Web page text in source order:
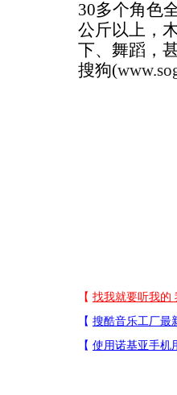
30多个角色
公斤以上，
下、舞蹈，
搜狗(